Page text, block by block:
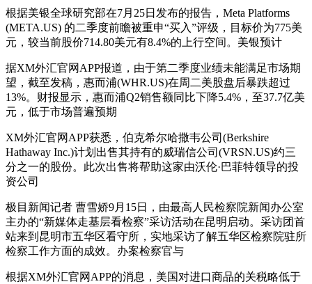
根据美银全球研究部在7月25日发布的报告，Meta Platforms
(META.US) 的二季度前瞻被重申“买入”评级，目标价为775美
元，较当前股价714.80美元有8.4%的上行空间。美银预计
据XM外汇官网APP报道，由于第二季度业绩未能满足市场期
望，截至发稿，惠而浦(WHR.US)在周二美股盘后暴跌超过
13%。财报显示，惠而浦Q2销售额同比下降5.4%，至37.7亿美
元，低于市场普遍预期
XM外汇官网APP获悉，伯克希尔哈撒韦公司(Berkshire
Hathaway Inc.)计划出售其持有的威瑞信公司(VRSN.US)约三
分之一的股份。此次出售将帮助这家由沃伦·巴菲特领导的投
资公司
极目新闻记者 曹雪娇9月15日，由最高人民检察院新闻办公室
主办的“新媒体走基层看检察”采访活动在昆明启动。采访团首
站来到昆明市五华区看守所，实地采访了解五华区检察院驻所
检察工作方面的成效。办案检察官与
根据XM外汇官网APP的消息，美国对进口商品的关税略低于